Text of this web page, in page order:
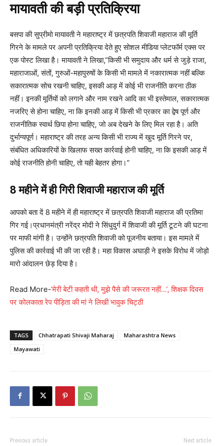
मायावती की बड़ी प्रतिक्रिया
बसपा की सुप्रीमो मायावती ने महाराष्ट्र में छत्रपति शिवाजी महाराज की मूर्ति
गिरने के मामले पर अपनी प्रतिक्रिया देते हुए सोशल मीडिया प्लेटफॉर्म एक्स पर
एक पोस्ट लिखा है। मायावती ने लिखा,”किसी भी समुदाय और धर्म से जुड़े राजा,
महाराजाओं, संतों, गुरुओं-महापुरुषों के किसी भी मामले में नकारात्मक नहीं बल्कि
सकारात्मक सोच रखनी चाहिए, इसकी आड़ में कोई भी राजनीति करना ठीक
नहीं। इनकी मूर्तियों को लगाने और नाम रखने आदि का भी इस्तेमाल, सकारात्मक
नजरिए से होना चाहिए, ना कि इनकी आड़ में किसी भी प्रकार का द्वेष पूर्ण और
राजनीतिक स्वार्थ छिपा होना चाहिए, जो अब देखने के लिए मिल रहा है। अति
दुर्भाग्यपूर्ण। महाराष्ट्र की तरह अन्य किसी भी राज्य में खुद मूर्ति गिरने पर,
संबंधित अधिकारियों के खिलाफ सख्त कार्रवाई होनी चाहिए, ना कि इसकी आड़ में
कोई राजनीति होनी चाहिए, तो यही बेहतर होगा।”
8 महीने में ही गिरी शिवाजी महाराज की मूर्ति
आपको बता दें 8 महीने में ही महाराष्ट्र में छत्रपति शिवाजी महाराज की प्रतिमा
गिर गई।प्रधानमंत्री नरेंद्र मोदी ने सिंधुदुर्ग में शिवाजी की मूर्ति टूटने की घटना
पर माफी मांगी है। उन्होंने छत्रपति शिवाजी को पूजनीय बताया। इस मामले में
पुलिस की कार्रवाई भी की जा रही है। महा विकास अघाड़ी ने इसके विरोध में जोड़ो
मारो आंदालन छेड़ दिया है।
Read More-‘मेरी बेटी कहती थी, मुझे पैसे की जरूरत नहीं…’, शिक्षक दिवस
पर कोलकाता रेप पीड़िता की मां ने लिखी भावुक चिट्ठी
TAGS Chhatrapati Shivaji Maharaj
Maharashtra News
Mayawati
Previous article Next article